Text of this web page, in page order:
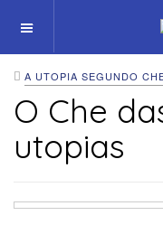
OFF CANVAS
A UTOPIA SEGUNDO
O Che
utopias